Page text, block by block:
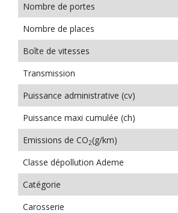
Nombre de portes
Nombre de places
Boîte de vitesses
Transmission
Puissance administrative (cv)
Puissance maxi cumulée (ch)
Emissions de CO2(g/km)
Classe dépollution Ademe
Catégorie
Carosserie